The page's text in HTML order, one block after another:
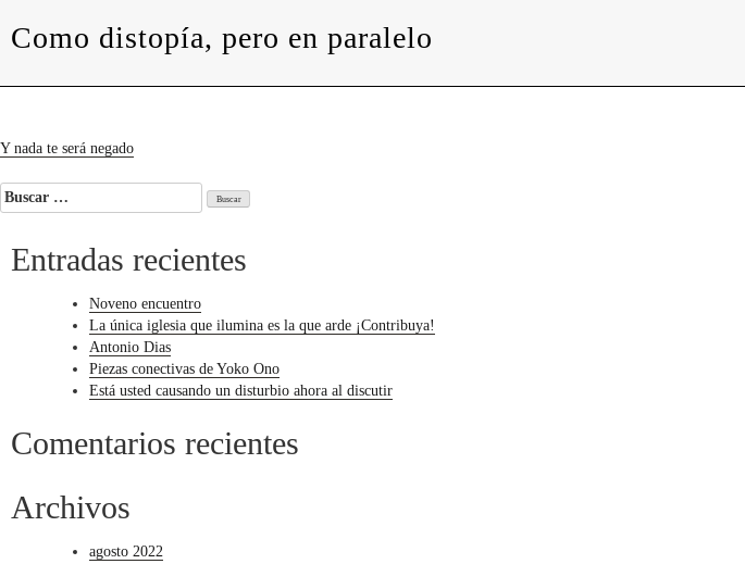
levedades
Como distopía, pero en paralelo
Navegación
de
Y nada te será negado
Buscar:
Entradas recientes
Noveno encuentro
La única iglesia que ilumina es la que arde ¡Contribuya!
Antonio Dias
Piezas conectivas de Yoko Ono
Está usted causando un disturbio ahora al discutir
Comentarios recientes
Archivos
agosto 2022